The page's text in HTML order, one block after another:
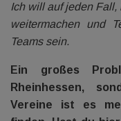
Ich will auf jeden
weitermachen und
Teams sein.
Ein großes
Rheinhessen,
Vereine ist es